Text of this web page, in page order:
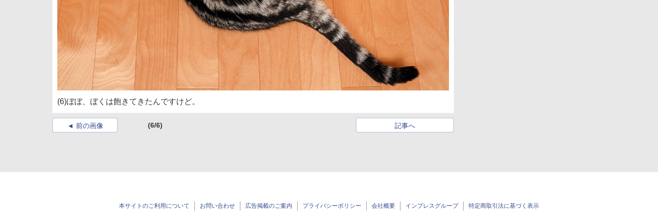
(6)ぼぼ、ぼくは飽きてきたんですけど。
前の画像 (6/6) 記事へ
本サイトのご利用について お問い合わせ 広告掲載のご案内 プライバシーポリシー 会社概要 インプレスグループ 特定商取引法に基づく表示